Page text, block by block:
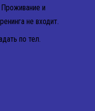
Проживание и
не входит.
по тел.